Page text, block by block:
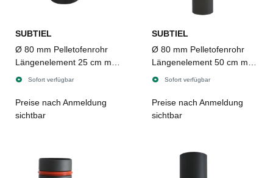
SUBTIEL
Ø 80 mm Pelletofenrohr
Längenelement 25 cm mit
Messöffnung
Sofort verfügbar
Preise nach Anmeldung
sichtbar
SUBTIEL
Ø 80 mm Pelletofenrohr
Längenelement 50 cm mit
Revisionstür
Sofort verfügbar
Preise nach Anmeldung
sichtbar